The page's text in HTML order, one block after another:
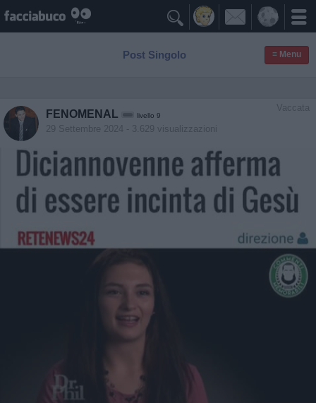

Post Singolo ≡ Menu
Vaccata
FENOMENAL livello 9
29 Settembre 2024 - 3.629 visualizzazioni